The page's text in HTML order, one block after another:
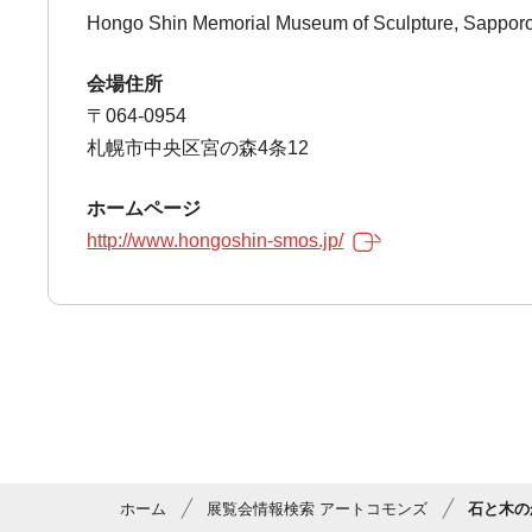
Hongo Shin Memorial Museum of Sculpture,
会場住所
〒064-0954
札幌市中央区宮の森4条12
ホームページ
http://www.hongoshin-smos.jp/
ホーム 展覧会情報検索 アートコモンズ 石と木